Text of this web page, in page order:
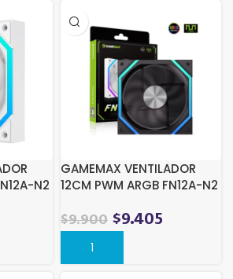
N2
GAMEMAX VENTILADOR
12CM PWM ARGB FN12A-N2
$9.900 $9.405